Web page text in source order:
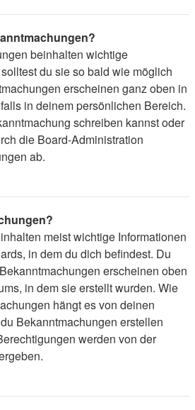
beinhalten wichtige
du sie so bald wie möglich
erscheinen ganz oben in
in deinem persönlichen Bereich.
schreiben kannst oder
die Board-Administration
ab.
meist wichtige Informationen
in dem du dich befindest. Du
erscheinen oben
in dem sie erstellt wurden. Wie
hängt es von deinen
Bekanntmachungen erstellen
werden von der